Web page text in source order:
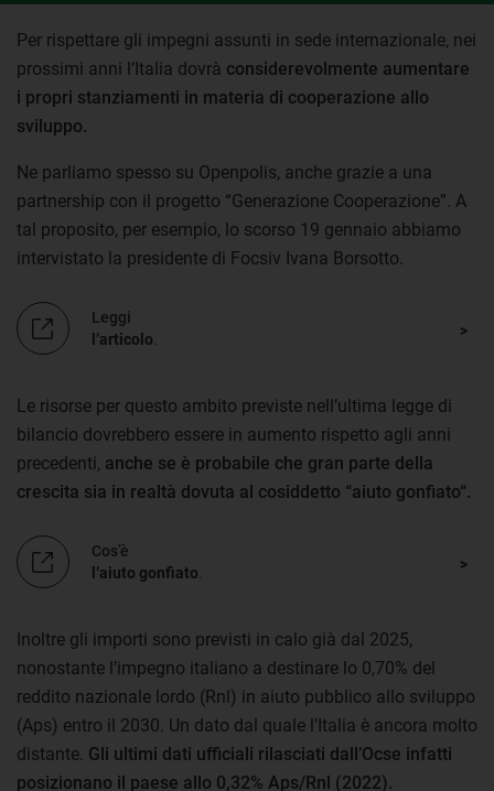
Per rispettare gli impegni assunti in sede internazionale, nei
prossimi anni l’Italia dovrà considerevolmente aumentare
i propri stanziamenti in materia di cooperazione allo
sviluppo.
Ne parliamo spesso su Openpolis, anche grazie a una
partnership con il progetto “Generazione Cooperazione”. A
tal proposito, per esempio, lo scorso 19 gennaio abbiamo
intervistato la presidente di Focsiv Ivana Borsotto.
Leggi
l’articolo
Le risorse per questo ambito previste nell’ultima legge di
bilancio dovrebbero essere in aumento rispetto agli anni
precedenti, anche se è probabile che gran parte della
crescita sia in realtà dovuta al cosiddetto “aiuto gonfiato“.
Cos’è
l’aiuto gonfiato
Inoltre gli importi sono previsti in calo già dal 2025,
nonostante l’impegno italiano a destinare lo 0,70% del
reddito nazionale lordo (Rnl) in aiuto pubblico allo sviluppo
(Aps) entro il 2030. Un dato dal quale l’Italia è ancora molto
distante. Gli ultimi dati ufficiali rilasciati dall’Ocse infatti
posizionano il paese allo 0,32% Aps/Rnl (2022).